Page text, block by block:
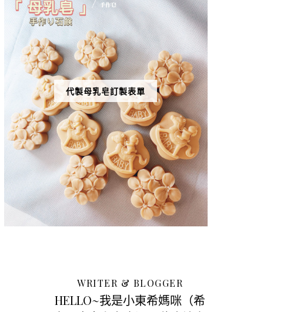
代製母乳皂訂製表單
WRITER & BLOGGER
HELLO~我是小東希媽咪（希